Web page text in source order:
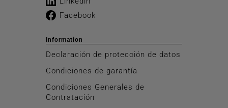
Facebook
Information
Declaración de protección de datos
Condiciones de garantía
Condiciones Generales de
Contratación